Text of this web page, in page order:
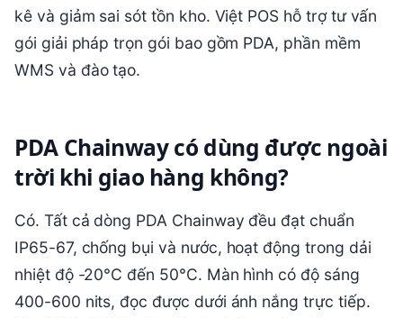
kê và giảm sai sót tồn kho. Việt POS hỗ trợ tư vấn
gói giải pháp trọn gói bao gồm PDA, phần mềm
WMS và đào tạo.
PDA Chainway có dùng được ngoài
trời khi giao hàng không?
Có. Tất cả dòng PDA Chainway đều đạt chuẩn
IP65-67, chống bụi và nước, hoạt động trong dải
nhiệt độ -20°C đến 50°C. Màn hình có độ sáng
400-600 nits, đọc được dưới ánh nắng trực tiếp.